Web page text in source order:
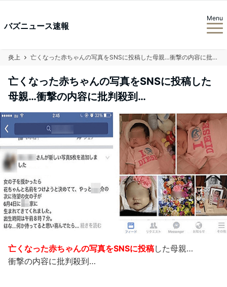
バズニュース速報
Menu
炎上 亡くなった赤ちゃんの写真をSNSに投稿した母親…衝撃の内容に批判殺到…
亡くなった赤ちゃんの写真をSNSに投稿した
母親…衝撃の内容に批判殺到…
亡くなった赤ちゃんの写真をSNSに投稿した母親…
衝撃の内容に批判殺到…